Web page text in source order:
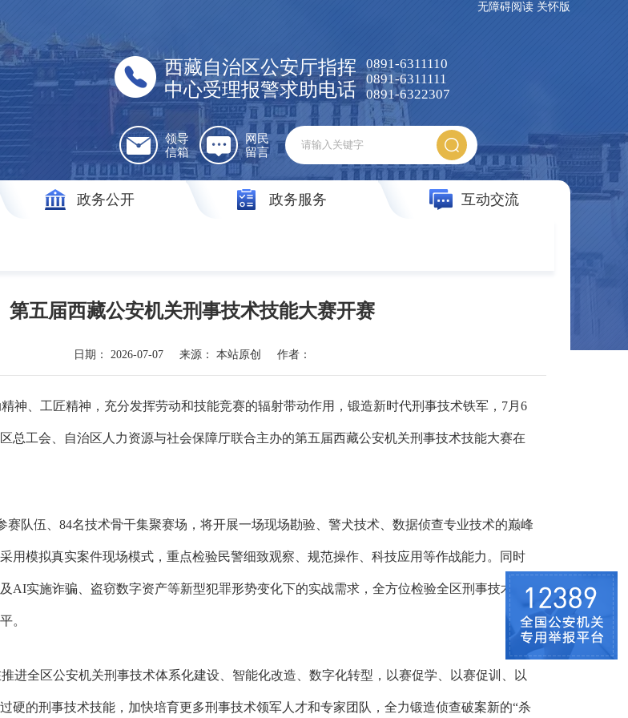
无障碍阅读 关怀版
西藏自治区公安厅指挥
中心受理报警求助电话
0891-6311110
0891-6311111
0891-6322307
领导
信箱
网民
留言
政务公开 政务服务 互动交流
第五届西藏公安机关刑事技术技能大赛开赛
日期： 2026-07-07 来源： 本站原创 作者：
神、工匠精神，充分发挥劳动和技能竞赛的辐射带动作用，锻造新时代刑事技术铁军， 7月6
总工会、自治区人力资源与社会保障厅联合主办的第五届西藏公安机关刑事技术技能大赛在
赛队伍、84名技术骨干集聚赛场，将开展一场现场勘验、警犬技术、数据侦查专业技术的巅峰
用模拟真实案件现场模式，重点检验民警细致观察、规范操作、科技应用等作战能力。同时
AI实施诈骗、盗窃数字资产等新型犯罪形势变化下的实战需求，全方位检验全区刑事技术队
。
进全区公安机关刑事技术体系化建设、智能化改造、数字化转型，以赛促学、以赛促训、以
硬的刑事技术技能，加快培育更多刑事技术领军人才和专家团队，全力锻造侦查破案新的“杀